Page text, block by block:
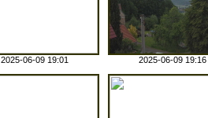
2025-06-09 19:01 2025-06-09 19:16